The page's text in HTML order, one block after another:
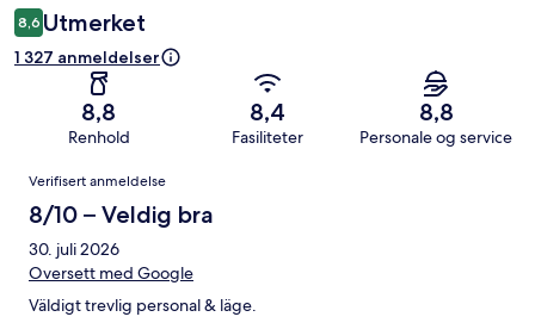
8,6 Utmerket
1 327 anmeldelser
8,8
Renhold
8,4
Fasiliteter
8,8
Personale og service
Anmeldelser
Verifisert anmeldelse
8/10 – Veldig bra
30. juli 2026
Oversett med Google
Väldigt trevlig personal & läge.